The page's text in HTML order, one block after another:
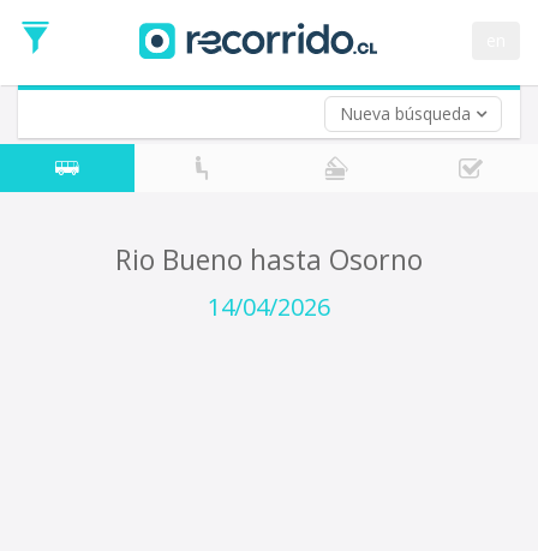
Nueva búsqueda
de
Ida
Vuelta (opcional)
Fecha
de
Rio Bueno hasta Osorno
14/04/2026